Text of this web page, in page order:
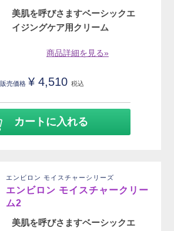
美肌を呼びさますベーシックエ
イジングケア用クリーム
商品詳細を見る»
販売価格 ¥ 4,510 税込
カートに入れる
エンビロン モイスチャーシリーズ
エンビロン モイスチャークリー
ム2
美肌を呼びさますベーシックエ